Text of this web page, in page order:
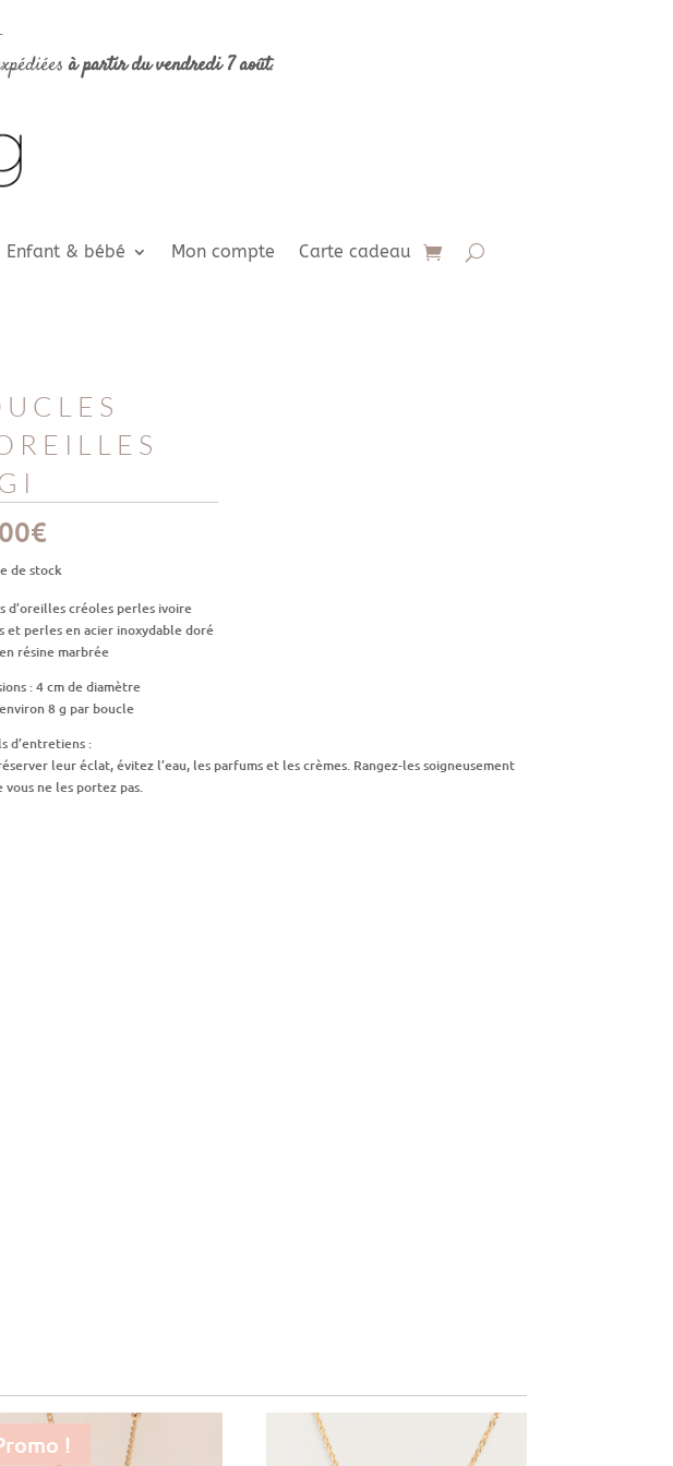
à partir du vendredi 7 août.
Enfant & bébé Mon compte Carte cadeau
€
de stock
d’oreilles créoles perles ivoire
et perles en acier inoxydable doré
résine marbrée
: 4 cm de diamètre
8 g par boucle
d’entretiens :
leur éclat, évitez l’eau, les parfums et les crèmes. Rangez-les soigneusement
vous ne les portez pas.
!